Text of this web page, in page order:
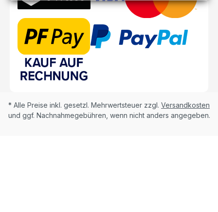
* Alle Preise inkl. gesetzl. Mehrwertsteuer zzgl. Versandkosten
und ggf. Nachnahmegebühren, wenn nicht anders angegeben.